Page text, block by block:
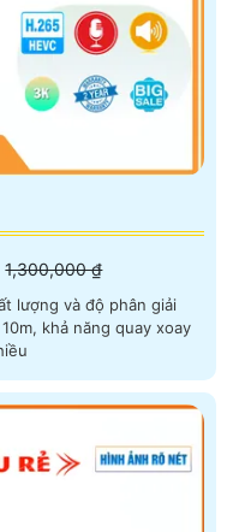
1,300,000 ₫
lượng và độ phân giải
khả năng quay xoay